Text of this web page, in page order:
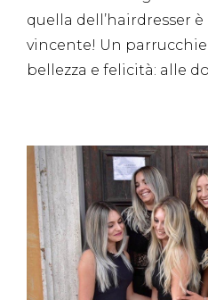
quella dell’hairdresser
vincente! Un
bellezza e felicità: alle